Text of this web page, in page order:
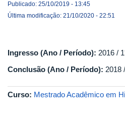
Publicado: 25/10/2019 - 13:45
Última modificação: 21/10/2020 - 22:51
Ingresso (Ano / Período): 2016 /
Conclusão (Ano / Período): 2018
Curso: Mestrado Acadêmico em